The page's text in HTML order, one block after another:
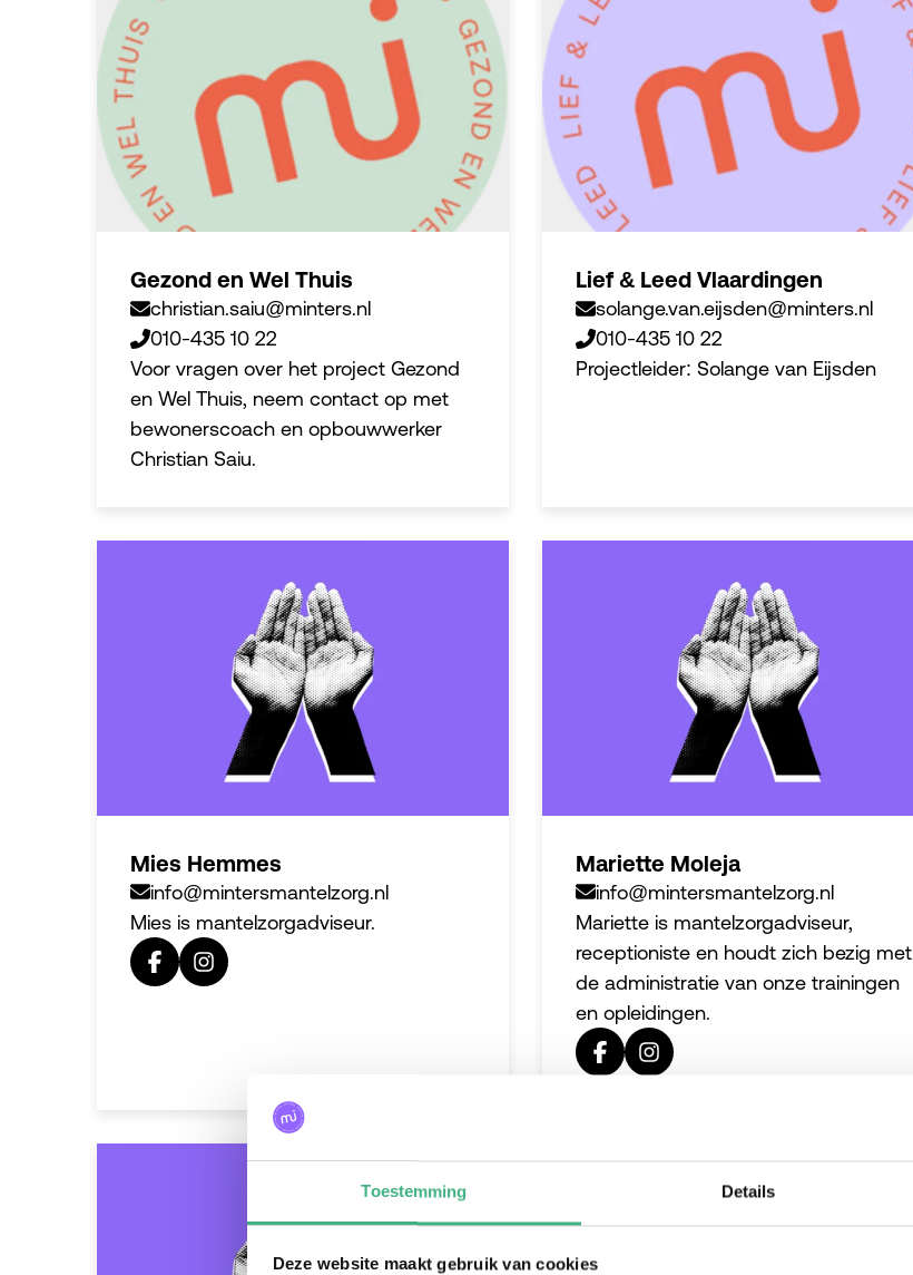
Toestemming Details
Deze website maakt gebruik van cookies
Gezond en Wel Thuis
christian.saiu@minters.nl
010-435 10 22
Voor vragen over het project Gezond
en Wel Thuis, neem contact op met
bewonerscoach en opbouwwerker
Christian Saiu.
Lief & Leed Vlaardingen
solange.van.eijsden@minters.nl
010-435 10 22
Projectleider: Solange van Eijsden
Mies Hemmes
info@mintersmantelzorg.nl
Mies is mantelzorgadviseur.
Mariette Moleja
info@mintersmantelzorg.nl
Mariette is mantelzorgadviseur,
receptioniste en houdt zich bezig met
de administratie van onze trainingen
en opleidingen.